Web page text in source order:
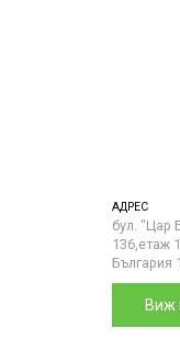
АДРЕС
бул. "Цар
136,етаж
България
Виж